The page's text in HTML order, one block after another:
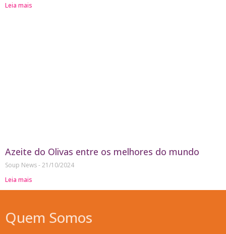
Leia mais
Azeite do Olivas entre os melhores do mundo
Soup News 21/10/2024
Leia mais
Quem Somos